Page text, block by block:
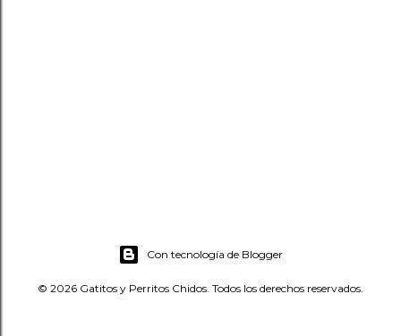
Con tecnología de Blogger
© 2026 Gatitos y Perritos Chidos. Todos los derechos reservados.